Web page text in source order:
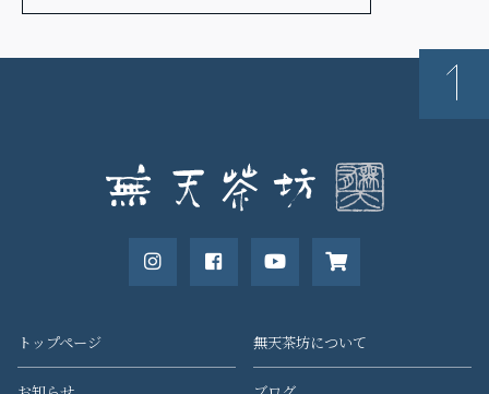
トップページ 無天茶坊について